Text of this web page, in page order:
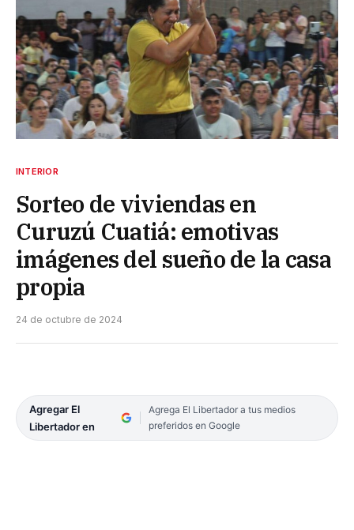
INTERIOR
Sorteo de viviendas en
Curuzú Cuatiá: emotivas
imágenes del sueño de la casa
propia
24 de octubre de 2024
Agregar El
Libertador en
Agrega El Libertador a tus medios
preferidos en Google